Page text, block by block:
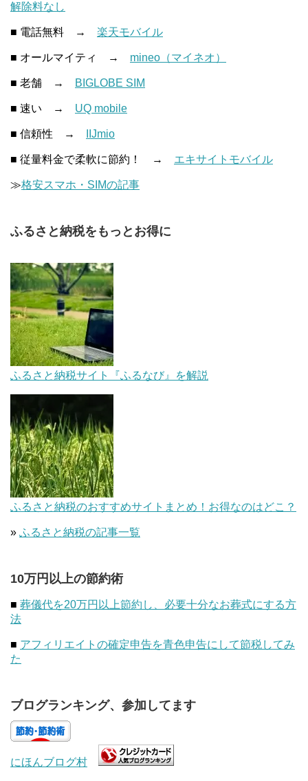
解除料なし
■ 電話無料 → 楽天モバイル
■ オールマイティ → mineo（マイネオ）
■ 老舗 → BIGLOBE SIM
■ 速い → UQ mobile
■ 信頼性 → IIJmio
■ 従量料金で柔軟に節約！ → エキサイトモバイル
≫格安スマホ・SIMの記事
ふるさと納税をもっとお得に
ふるさと納税サイト『ふるなび』を解説
ふるさと納税のおすすめサイトまとめ！お得なのはどこ？
» ふるさと納税の記事一覧
10万円以上の節約術
■ 葬儀代を20万円以上節約し、必要十分なお葬式にする方
法
■ アフィリエイトの確定申告を青色申告にして節税してみ
た
ブログランキング、参加してます
にほんブログ村